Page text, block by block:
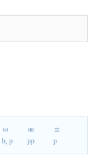
ㅂ
b, p
ㅃ
pp
ㅍ
p